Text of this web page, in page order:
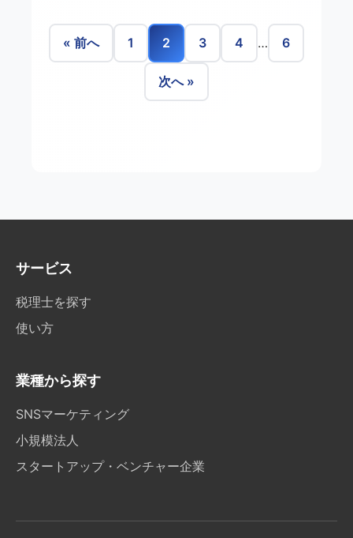
« 前へ 1 2 3 4 … 6
次へ »
サービス
税理士を探す
使い方
業種から探す
SNSマーケティング
小規模法人
スタートアップ・ベンチャー企業